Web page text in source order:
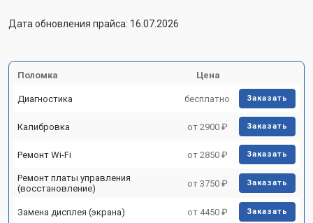
Дата обновления прайса: 16.07.2026
Поломка Цена
Диагностика бесплатно Заказать
Калибровка от 2900 ₽ Заказать
Ремонт Wi-Fi от 2850 ₽ Заказать
Ремонт платы управления
(восстановление)
от 3750 ₽ Заказать
Замена дисплея (экрана) от 4450 ₽ Заказать